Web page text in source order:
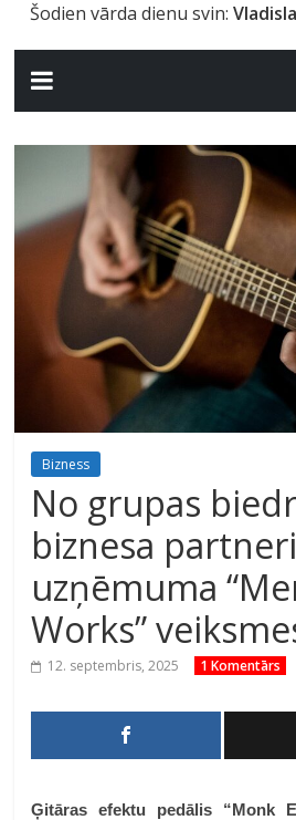
Šodien vārda dienu svin:
Bizness
No grupas
biznesa
uzņēmuma
Works”
12. septembris, 2025 1 Komentārs
Ģitāras efektu pedālis “Monk